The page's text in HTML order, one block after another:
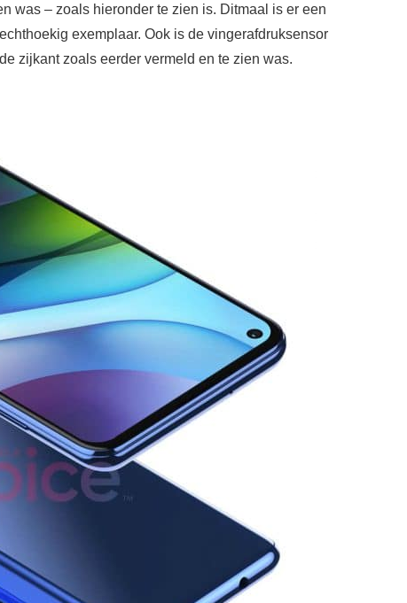
was – zoals hieronder te zien is. Ditmaal is er een
exemplaar. Ook is de vingerafdruksensor
zijkant zoals eerder vermeld en te zien was.